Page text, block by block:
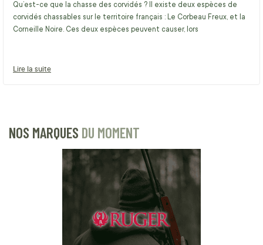
Qu’est-ce que la chasse des corvidés ? Il existe deux espèces de
corvidés chassables sur le territoire français : Le Corbeau Freux, et la
Corneille Noire. Ces deux espèces peuvent causer, lors
Lire la suite
NOS MARQUES DU MOMENT